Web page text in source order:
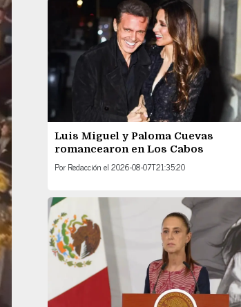
Luis Miguel y Paloma Cuevas
romancearon en Los Cabos
Por Redacción el 2026-08-07T21:35:20